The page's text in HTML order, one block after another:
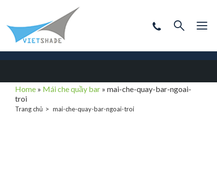
Home » Mái che quầy bar »mai-che-quay-bar-ngoai-
troi
Trang chủ mai-che-quay-bar-ngoai-troi